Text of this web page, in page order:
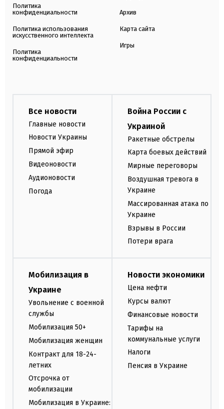
Политика
конфиденциальности
Политика использования
искусственного интеллекта
Политика
конфиденциальности
Архив
Карта сайта
Игры
Все новости
Главные новости
Новости Украины
Прямой эфир
Видеоновости
Аудионовости
Погода
Война России с
Украиной
Ракетные обстрелы
Карта боевых действий
Мирные переговоры
Воздушная тревога в
Украине
Массированная атака по
Украине
Взрывы в России
Потери врага
Мобилизация в
Украине
Увольнение с военной
службы
Мобилизация 50+
Мобилизация женщин
Контракт для 18-24-
летних
Отсрочка от
мобилизации
Мобилизация в Украине:
Новости экономики
Цена нефти
Курсы валют
Финансовые новости
Тарифы на
коммунальные услуги
Налоги
Пенсия в Украине